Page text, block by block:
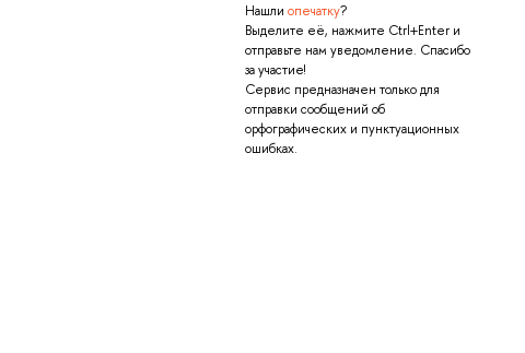
Нашли опечатку?
Выделите её, нажмите Ctrl+Enter и
отправьте нам уведомление. Спасибо
за участие!
Сервис предназначен только для
отправки сообщений об
орфографических и пунктуационных
ошибках.